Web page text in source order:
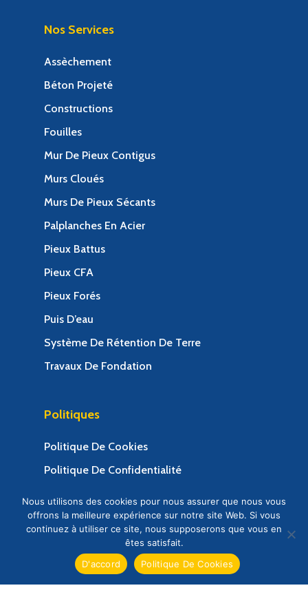
Nos Services
Assèchement
Béton Projeté
Constructions
Fouilles
Mur De Pieux Contigus
Murs Cloués
Murs De Pieux Sécants
Palplanches En Acier
Pieux Battus
Pieux CFA
Pieux Forés
Puis D’eau
Système De Rétention De Terre
Travaux De Fondation
Politiques
Politique De Cookies
Politique De Confidentialité
© 2025 Congo Soutenement Société d'ingénierie.
Web Design & Web Development by Creative 4 All
Nous utilisons des cookies pour nous assurer que nous vous
offrons la meilleure expérience sur notre site Web. Si vous
continuez à utiliser ce site, nous supposerons que vous en
êtes satisfait.
D'accord
Politique De Cookies